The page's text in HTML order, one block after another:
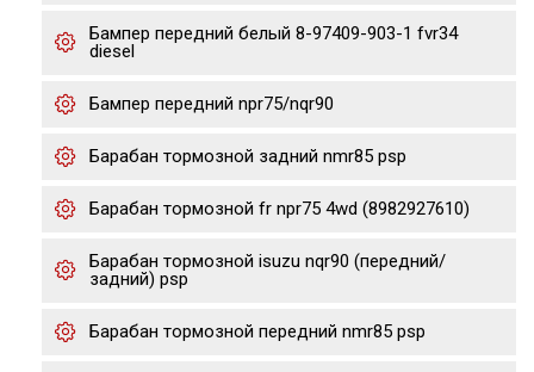
Бампер передний белый 8-97409-903-1 fvr34
diesel
Бампер передний npr75/nqr90
Барабан тормозной задний nmr85 psp
Барабан тормозной fr npr75 4wd (8982927610)
Барабан тормозной isuzu nqr90 (передний/
задний) psp
Барабан тормозной передний nmr85 psp